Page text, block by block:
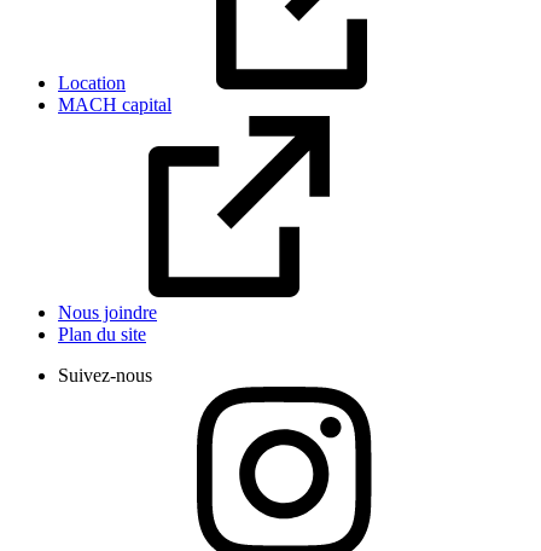
Location
MACH capital
Nous joindre
Plan du site
Suivez-nous